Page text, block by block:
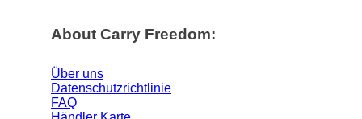
About Carry Freedom:
Über uns
Datenschutzrichtlinie
FAQ